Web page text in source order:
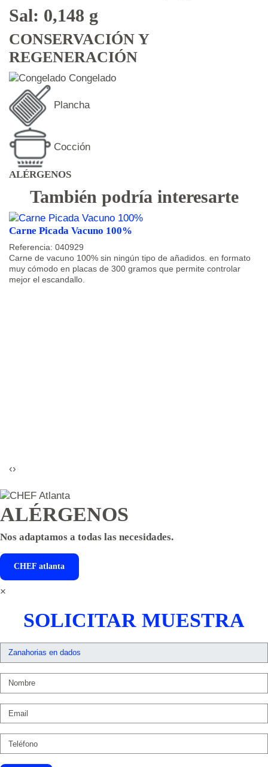
Sal: 0,148 g
CONSERVACIÓN Y
REGENERACIÓN
Congelado
Plancha
Cocción
ALÉRGENOS
También podría interesarte
Carne Picada Vacuno 100%
Referencia: 040929
Carne de vacuno 100% sin ningún tipo de añadidos. en formato
muy cómodo en placas de 300 gramos que permite controlar
mejor el escandallo.
‹›
ALÉRGENOS
Nos adaptamos a todas las necesidades.
CHEFatlanta
×
SOLICITAR MUESTRA